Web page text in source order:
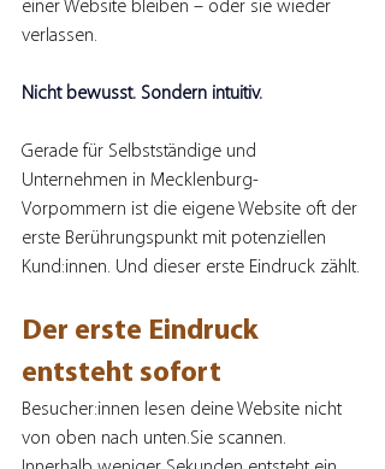
einer Website bleiben – oder sie wieder
verlassen.
Nicht bewusst. Sondern intuitiv.
Gerade für Selbstständige und
Unternehmen in Mecklenburg-
Vorpommern ist die eigene Website oft der
erste Berührungspunkt mit potenziellen
Kund:innen. Und dieser erste Eindruck zählt.
Der erste Eindruck
entsteht sofort
Besucher:innen lesen deine Website nicht
von oben nach unten.Sie scannen.